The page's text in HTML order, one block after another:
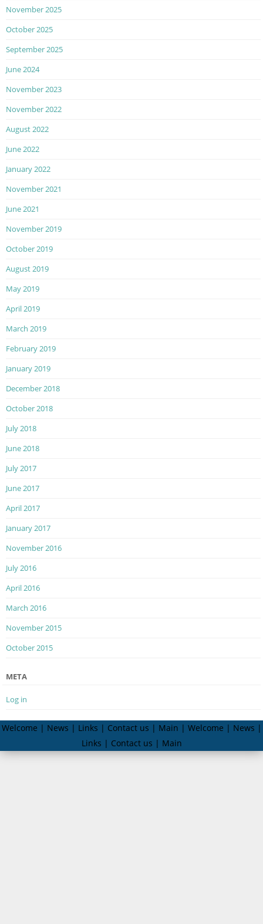
November 2025
October 2025
September 2025
June 2024
November 2023
November 2022
August 2022
June 2022
January 2022
November 2021
June 2021
November 2019
October 2019
August 2019
May 2019
April 2019
March 2019
February 2019
January 2019
December 2018
October 2018
July 2018
June 2018
July 2017
June 2017
April 2017
January 2017
November 2016
July 2016
April 2016
March 2016
November 2015
October 2015
META
Log in
Welcome | News | Links | Contact us | Main | Welcome | News |
Links | Contact us | Main